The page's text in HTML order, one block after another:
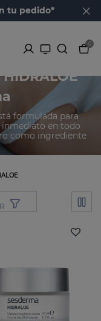
tu pedido*
0
formulada para
en todo
como ingrediente